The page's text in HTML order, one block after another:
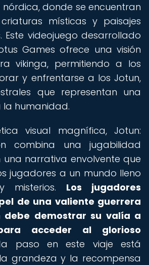
donde se encuentran
místicas y paisajes
Este videojuego desarrollado
Games ofrece una visión
vikinga, permitiendo a los
y enfrentarse a los Jotun,
que representan una
humanidad.
visual magnífica, Jotun:
combina una jugabilidad
narrativa envolvente que
jugadores a un mundo lleno
misterios. Los jugadores
de una valiente guerrera
debe demostrar su valía a
acceder al glorioso
paso en este viaje está
grandeza y la recompensa